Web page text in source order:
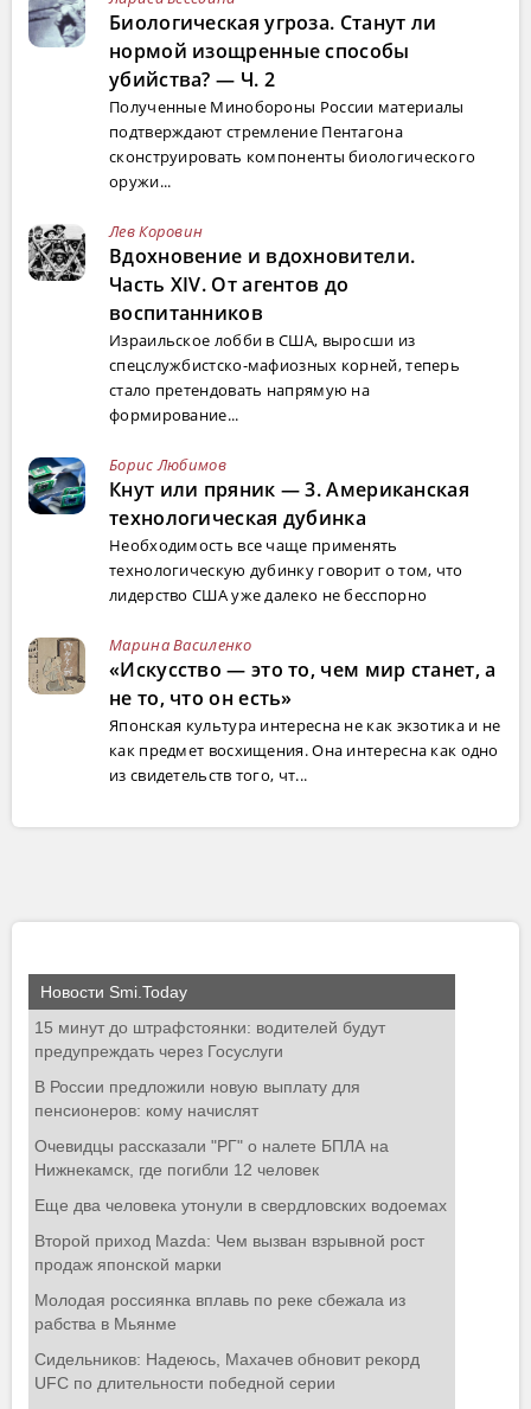
Биологическая угроза. Станут ли
нормой изощренные способы
убийства? — Ч. 2
Полученные Минобороны России материалы
подтверждают стремление Пентагона
сконструировать компоненты биологического
оружи...
Лев Коровин
Вдохновение и вдохновители.
Часть XIV. От агентов до
воспитанников
Израильское лобби в США, выросши из
спецслужбистско-мафиозных корней, теперь
стало претендовать напрямую на
формирование...
Борис Любимов
Кнут или пряник — 3. Американская
технологическая дубинка
Необходимость все чаще применять
технологическую дубинку говорит о том, что
лидерство США уже далеко не бесспорно
Марина Василенко
«Искусство — это то, чем мир станет, а
не то, что он есть»
Японская культура интересна не как экзотика и не
как предмет восхищения. Она интересна как одно
из свидетельств того, чт...